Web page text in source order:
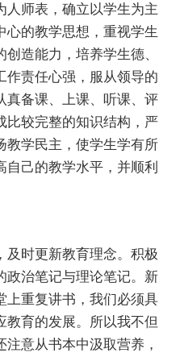
人师表，确立以学生为主
心的教学思想，重视学生
造能力，培养学生德、
作责任心强，服从领导的
真备课、上课、听课、评
比较完整的知识结构，严
教学民主，使学生学有所
己的教学水平，并顺利
及时更新教育理念。积极
政治笔记与理论笔记。新
上重复讲书，我们必须具
教育的发展。所以我不但
意从书本中汲取营养，